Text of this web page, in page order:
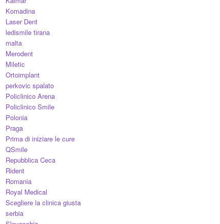
Komadina
Laser Dent
ledismile tirana
malta
Merodent
Miletic
Ortoimplant
perkovic spalato
Policlinico Arena
Policlinico Smile
Polonia
Praga
Prima di iniziare le cure
QSmile
Repubblica Ceca
Rident
Romania
Royal Medical
Scegliere la clinica giusta
serbia